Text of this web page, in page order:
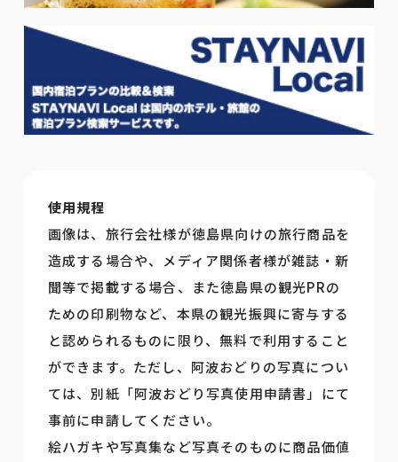
使用規程
画像は、旅行会社様が徳島県向けの旅行商品を
造成する場合や、メディア関係者様が雑誌・新
聞等で掲載する場合、また徳島県の観光PRの
ための印刷物など、本県の観光振興に寄与する
と認められるものに限り、無料で利用すること
ができます。ただし、阿波おどりの写真につい
ては、別紙「阿波おどり写真使用申請書」にて
事前に申請してください。
絵ハガキや写真集など写真そのものに商品価値